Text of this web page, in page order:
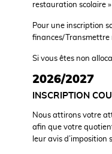
restauration scolaire »
Pour une inscription
finances/Transmettre
Si vous êtes non
2026/2027
INSCRIPTION
Nous attirons votre
afin que votre
leur avis